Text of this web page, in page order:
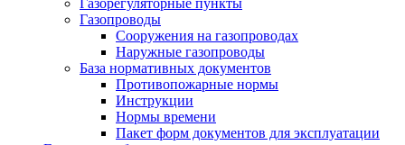
Газорегуляторные пункты
Газопроводы
Сооружения на газопроводах
Наружные газопроводы
База нормативных документов
Противопожарные нормы
Инструкции
Нормы времени
Пакет форм документов для эксплуатации